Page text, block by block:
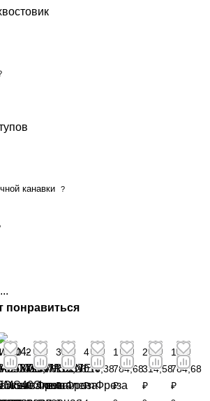
канавки ?
понравиться
260 2
459,76
₽
3
118,26
₽
4
018,38
₽
1
784,68
₽
2
314,58
₽
1
784,68
₽